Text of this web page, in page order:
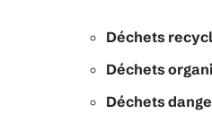
Déchets
Déchets
Déchets